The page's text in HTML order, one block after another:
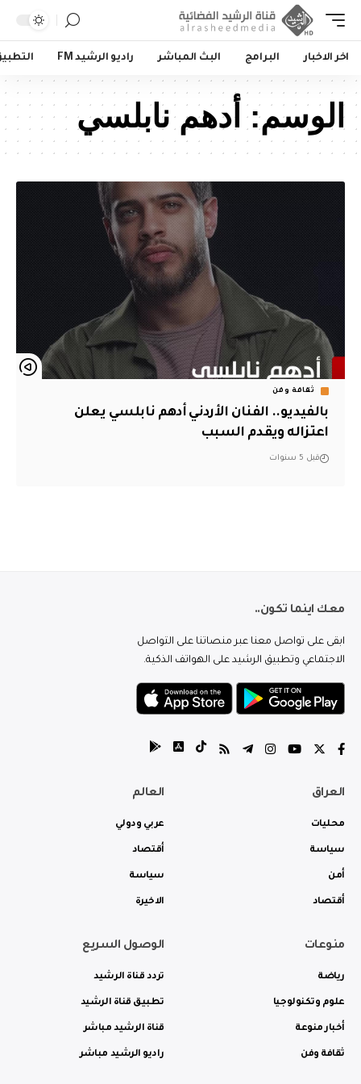
اخر الاخبار البرامج البث المباشر راديو الرشيد FM
الوسم: أدهم نابلسي
ثقافة وفن
بالفيديو.. الفنان الأردني أدهم نابلسي يعلن
اعتزاله ويقدم السبب
قبل 5 سنوات
معك اينما تكون..
ابقى على تواصل معنا عبر منصاتنا على التواصل
الاجتماعي وتطبيق الرشيد على الهواتف الذكية.
العراق
محليات
سياسة
أمن
أقتصاد
العالم
عربي ودولي
أقتصاد
سياسة
الاخيرة
منوعات
رياضة
علوم وتكنولوجيا
أخبار منوعة
ثقافة وفن
الوصول السريع
تردد قناة الرشيد
تطبيق قناة الرشيد
قناة الرشيد مباشر
راديو الرشيد مباشر